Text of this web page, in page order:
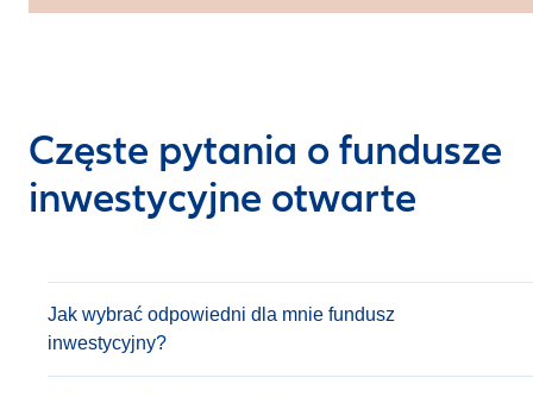
Częste pytania o fundusze
inwestycyjne otwarte
Jak wybrać odpowiedni dla mnie fundusz
inwestycyjny?